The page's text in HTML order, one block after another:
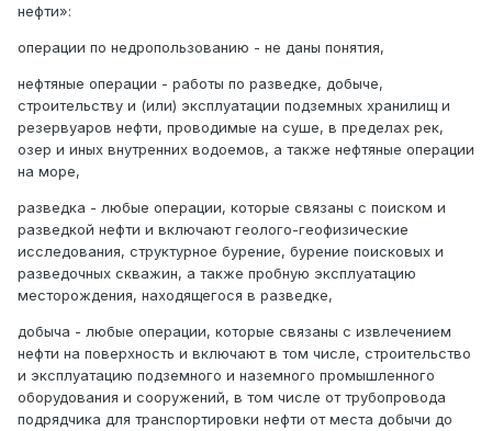
нефти»:
операции по недропользованию - не даны понятия,
нефтяные операции - работы по разведке, добыче,
строительству и (или) эксплуатации подземных хранилищ и
резервуаров нефти, проводимые на суше, в пределах рек,
озер и иных внутренних водоемов, а также нефтяные операции
на море,
разведка - любые операции, которые связаны с поиском и
разведкой нефти и включают геолого-геофизические
исследования, структурное бурение, бурение поисковых и
разведочных скважин, а также пробную эксплуатацию
месторождения, находящегося в разведке,
добыча - любые операции, которые связаны с извлечением
нефти на поверхность и включают в том числе, строительство
и эксплуатацию подземного и наземного промышленного
оборудования и сооружений, в том числе от трубопровода
подрядчика для транспортировки нефти от места добычи до